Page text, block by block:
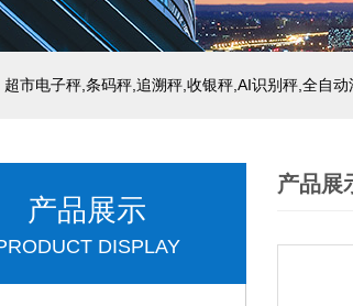
超市电子秤,条码秤,追溯秤,收银秤,AI识别秤,全自
产品展示
DISPLAY
产品展